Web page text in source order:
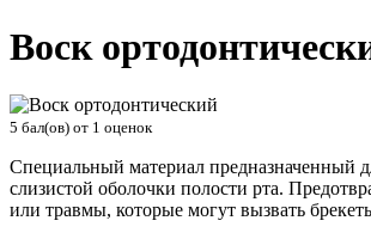
Воск
5 бал(ов) от 1 оценок
Специальный материал предназначенный
слизистой оболочки полости рта.
или травмы, которые могут вызвать